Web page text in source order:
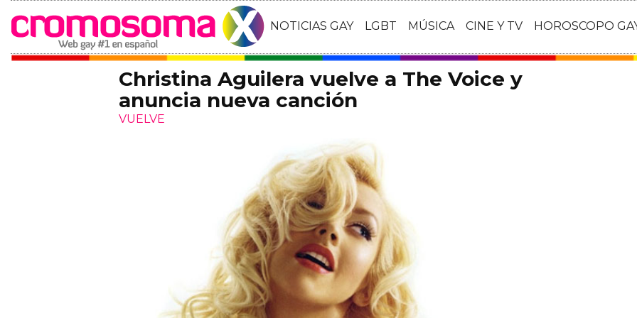
NOTICIAS GAY LGBT MÚSICA CINE Y TV HOROSCOPO
Christina Aguilera vuelve a The Voice y
anuncia nueva canción
VUELVE